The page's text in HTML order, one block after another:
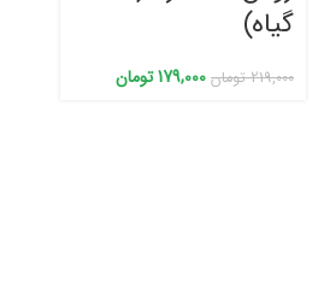
گیاه)
219,000 تومان 179,000تومان